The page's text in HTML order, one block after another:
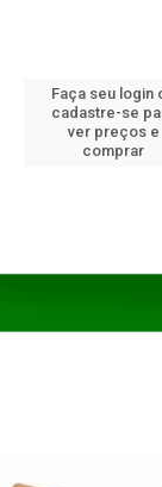
Faça seu login
cadastre-se
ver preços e
comprar